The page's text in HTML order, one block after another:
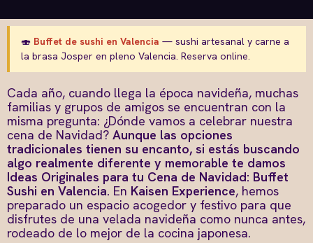
🍣 Buffet de sushi en Valencia — sushi artesanal y carne a
la brasa Josper en pleno Valencia. Reserva online.
Cada año, cuando llega la época navideña, muchas
familias y grupos de amigos se encuentran con la
misma pregunta: ¿Dónde vamos a celebrar nuestra
cena de Navidad? Aunque las opciones
tradicionales tienen su encanto, si estás buscando
algo realmente diferente y memorable te damos
Ideas Originales para tu Cena de Navidad: Buffet
Sushi en Valencia. En Kaisen Experience, hemos
preparado un espacio acogedor y festivo para que
disfrutes de una velada navideña como nunca antes,
rodeado de lo mejor de la cocina japonesa.